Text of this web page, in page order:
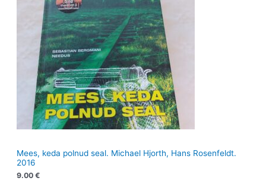
Mees, keda polnud seal. Michael Hjorth, Hans Rosenfeldt.
2016
9.00 €